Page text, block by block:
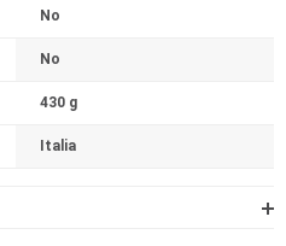
No
No
430 g
Italia